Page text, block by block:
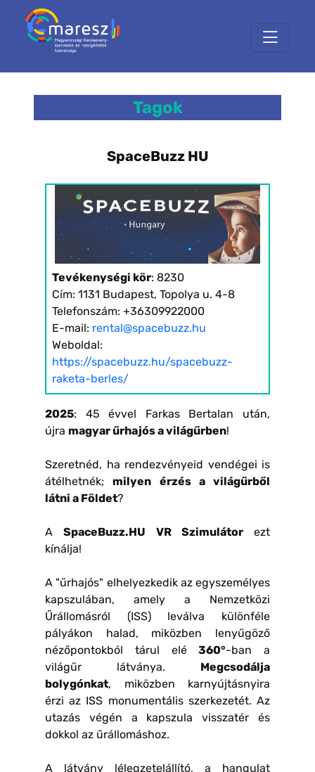
Tagok
SpaceBuzz HU
Tevékenységi kör: 8230
Cím: 1131 Budapest, Topolya u. 4-8
Telefonszám: +36309922000
E-mail: rental@spacebuzz.hu
Weboldal:
https://spacebuzz.hu/spacebuzz-
raketa-berles/
2025: 45 évvel Farkas Bertalan után,
újra magyar űrhajós a világűrben!
Szeretnéd, ha rendezvényeid vendégei is
átélhetnék; milyen érzés a világűrből
látni a Földet?
ASpaceBuzz.HU VR Szimulátorezt
kínálja!
A "űrhajós" elhelyezkedik az egyszemélyes
kapszulában, amely a Nemzetközi
Űrállomásról (ISS) leválva különféle
pályákon halad, miközben lenyűgöző
nézőpontokból tárul elé360°-ban a
világűr látványa. Megcsodálja
bolygónkat, miközben karnyújtásnyira
érzi az ISS monumentális szerkezetét. Az
utazás végén a kapszula visszatér és
dokkol az űrállomáshoz.
A látvány lélegzetelállító, a hangulat